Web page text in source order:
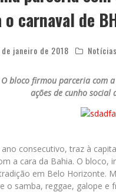
carnaval de
de janeiro de 2018 Notícias
O bloco firmou parceria com
ações de cunho
consecutivo, traz à
a cara da Bahia. O bloco,
em Belo Horizonte.
o samba, reggae, galope